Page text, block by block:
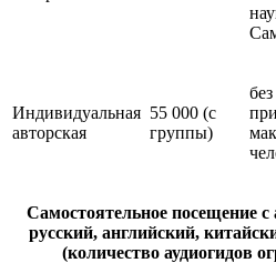
Индивидуальная
авторская
55 000 (с
группы)
без
Самостоятельное посещение
русский, английский,
(количество аудиогидов